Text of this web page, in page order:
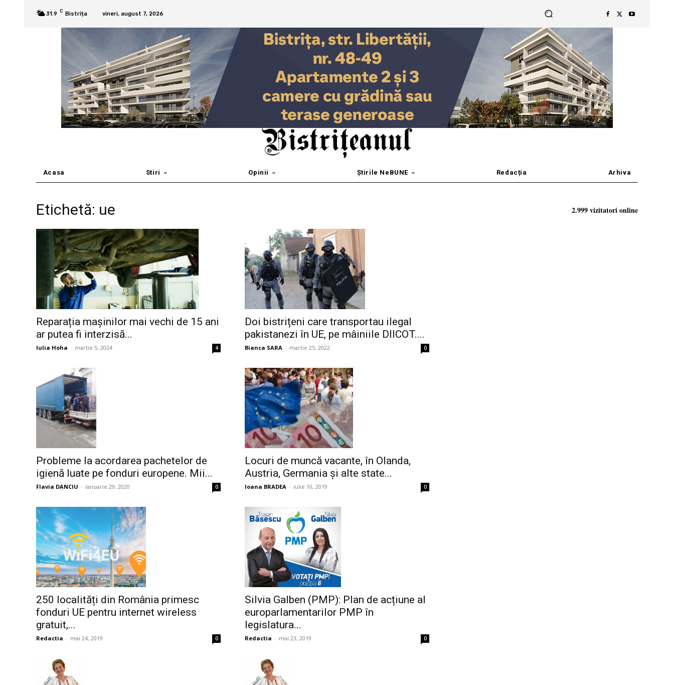
31.9 C Bistrița vineri, august 7, 2026
Acasa Stiri Opinii Știrile NeBUNE Redacția Arhiva
Etichetă: ue
Reparația mașinilor mai vechi de 15 ani
ar putea fi interzisă...
Iulia Hoha - martie 5, 2024 4
Doi bistrițeni care transportau ilegal
pakistanezi în UE, pe mâiniile DIICOT....
Bianca SARA - martie 25, 2022 0
Probleme la acordarea pachetelor de
igienă luate pe fonduri europene. Mii...
Flavia DANCIU - ianuarie 29, 2020 0
Locuri de muncă vacante, în Olanda,
Austria, Germania şi alte state...
Ioana BRADEA - iulie 10, 2019 0
250 localități din România primesc
fonduri UE pentru internet wireless
gratuit,...
Redactia - mai 24, 2019 0
Silvia Galben (PMP): Plan de acțiune al
europarlamentarilor PMP în
legislatura...
Redactia - mai 23, 2019 0
2.999 vizitatori online